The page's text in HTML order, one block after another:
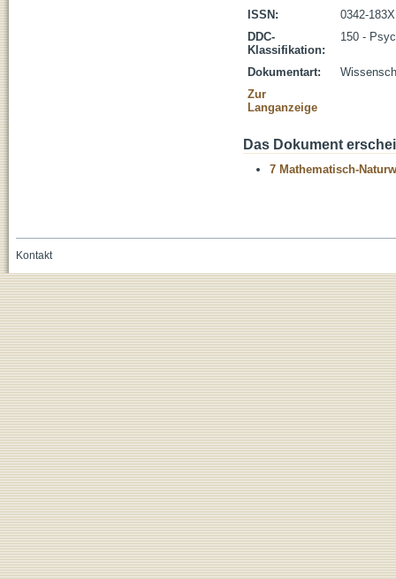
ISSN:
0342-183X
DDC-
Klassifikation:
150 -
Dokumentart:
Zur
Langanzeige
Das Dokument
7 Mathematisch-
Kontakt